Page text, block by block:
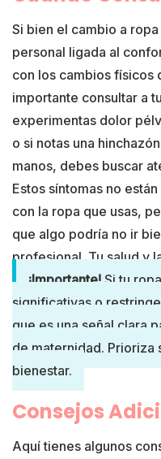
Si bien el cambio a
personal ligada al
con los cambios físicos
importante consultar a
experimentas dolor
o si notas una
manos, debes buscar
Estos síntomas no
con la ropa que usas,
que algo podría no ir
profesional. Tu salud y
¡Importante! Si tu
significativas o
que es una señal clara
de maternidad.
bienestar.
Consejos
Aquí tienes algunos